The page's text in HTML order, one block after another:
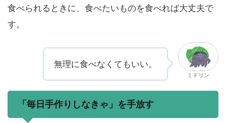
食べられるときに、食べたいものを食べれば大丈夫で
す。
無理に食べなくてもいい。
ミドリン
「毎日手作りしなきゃ」を手放す